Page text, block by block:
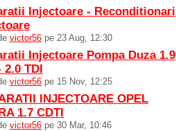
Injectoare - Reconditionari
victor56 pe 23 Aug, 12:30
Injectoare Pompa Duza 1.9
2.0 TDI
victor56 pe 15 Nov, 12:25
INJECTOARE OPEL
1.7 CDTI
victor56 pe 30 Mar, 10:46